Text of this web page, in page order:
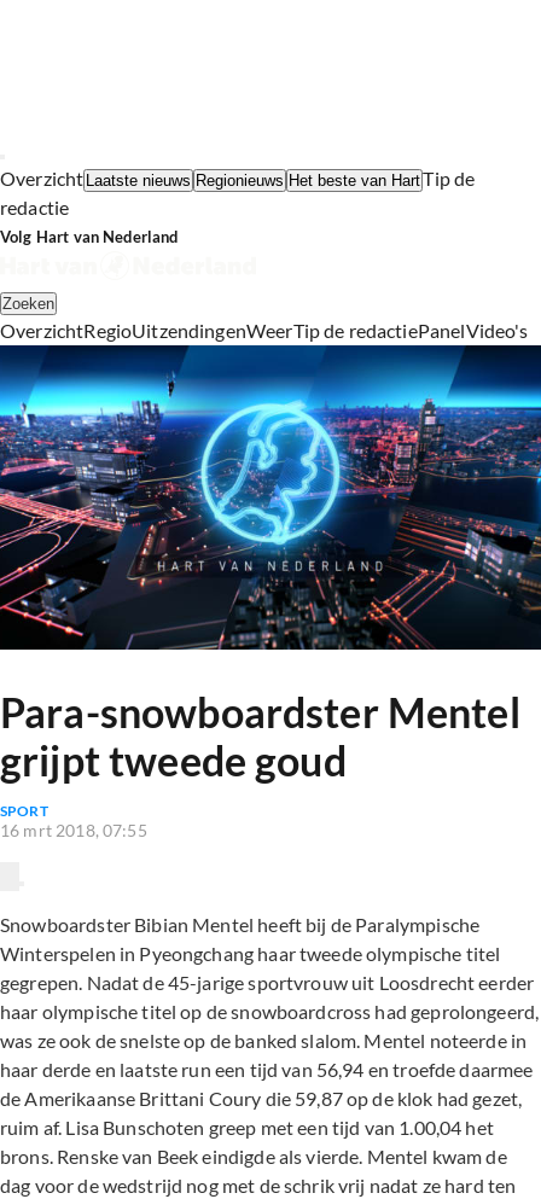
Overzicht Laatste nieuws Regionieuws Het beste van HartTip de
redactie
Volg Hart van Nederland
Zoeken
OverzichtRegioUitzendingenWeerTip de redactiePanelVideo's
Para-snowboardster Mentel
grijpt tweede goud
SPORT
16 mrt 2018, 07:55
Snowboardster Bibian Mentel heeft bij de Paralympische
Winterspelen in Pyeongchang haar tweede olympische titel
gegrepen. Nadat de 45-jarige sportvrouw uit Loosdrecht eerder
haar olympische titel op de snowboardcross had geprolongeerd,
was ze ook de snelste op de banked slalom. Mentel noteerde in
haar derde en laatste run een tijd van 56,94 en troefde daarmee
de Amerikaanse Brittani Coury die 59,87 op de klok had gezet,
ruim af. Lisa Bunschoten greep met een tijd van 1.00,04 het
brons. Renske van Beek eindigde als vierde. Mentel kwam de
dag voor de wedstrijd nog met de schrik vrij nadat ze hard ten